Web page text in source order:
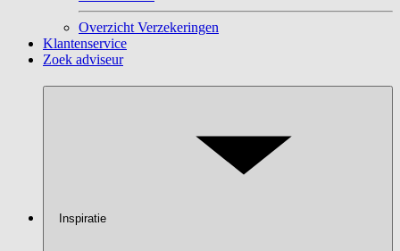
Overzicht Verzekeringen
Klantenservice
Zoek adviseur
Inspiratie